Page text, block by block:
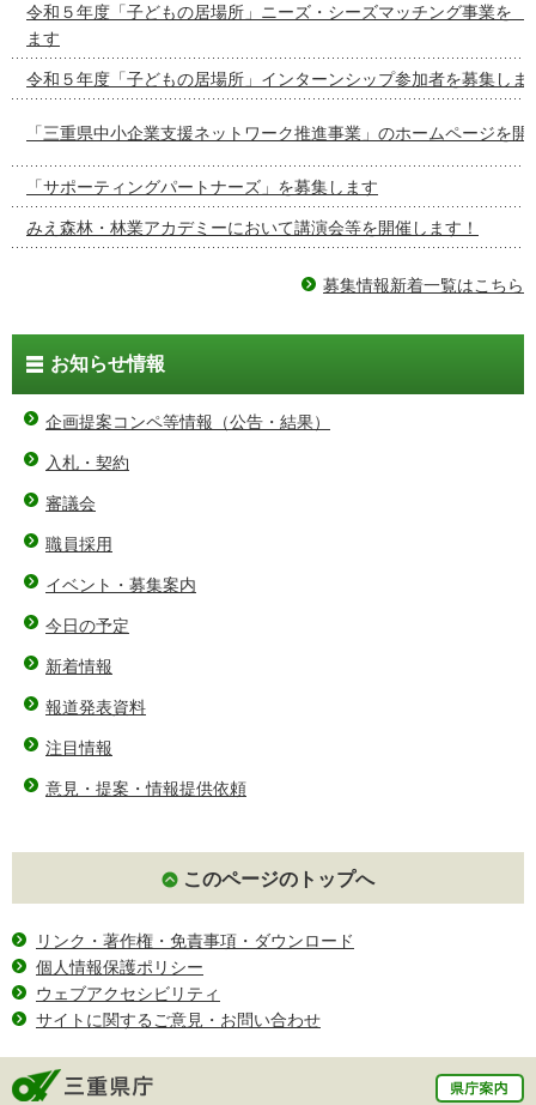
令和５年度「子どもの居場所」ニーズ・シーズマッチング
ます
令和５年度「子どもの居場所」インターンシップ参加者を募集しま
「三重県中小企業支援ネットワーク推進事業」のホームページを開
「サポーティングパートナーズ」を募集します
みえ森林・林業アカデミーにおいて講演会等を開催します！
募集情報新着一覧はこちら
お知らせ情報
企画提案コンペ等情報（公告・結果）
入札・契約
審議会
職員採用
イベント・募集案内
今日の予定
新着情報
報道発表資料
注目情報
意見・提案・情報提供依頼
このページのトップへ
リンク・著作権・免責事項・ダウンロード
個人情報保護ポリシー
ウェブアクセシビリティ
サイトに関するご意見・お問い合わせ